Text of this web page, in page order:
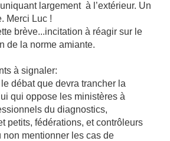
largement à l’extérieur. Un
Merci Luc !
brève...incitation à réagir sur le
de la norme amiante.
à signaler:
débat que devra trancher la
qui oppose les ministères à
du diagnostics,
petits, fédérations, et contrôleurs
non mentionner les cas de